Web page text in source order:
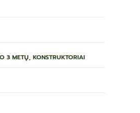
3 METŲ, KONSTRUKTORIAI